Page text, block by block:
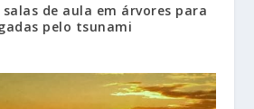
de aula em árvores para
pelo tsunami